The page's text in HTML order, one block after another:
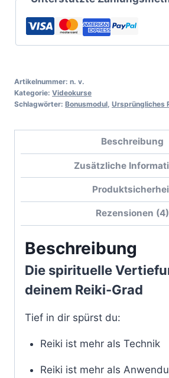
Artikelnummer: n. v.
Kategorie: Videokurse
Schlagwörter: Bonusmodul Ursprüngliches
Beschreibung
Zusätzliche
Rezensionen (4)
Beschreibung
Die spirituelle
deinem Reiki-Grad
Tief in dir spürst du:
Reiki ist mehr als Technik
Reiki ist mehr als